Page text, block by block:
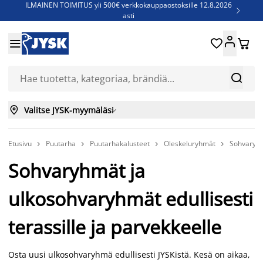
ILMAINEN TOIMITUS yli 500€ verkkokauppaostoksille 12.8.2026
asti

Jenkkisänkyjä - Säästä jopa 60%


 
 Valitse JYSK-myymäläsi
Etusivu  Puutarha  Puutarhakalusteet  Oleskeluryhmät 
Sohvaryhmät ja
ulkosohvaryhmät edullisesti
terassille ja parvekkeelle
Osta uusi ulkosohvaryhmä edullisesti JYSKistä. Kesä on aikaa,